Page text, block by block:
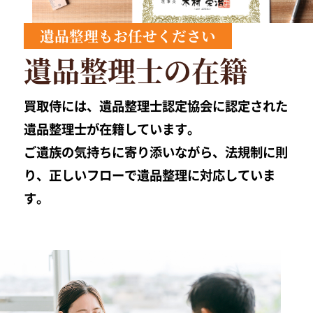
遺品整理もお任せください
遺品整理士の在籍
買取侍には、遺品整理士認定協会に認定された
遺品整理士が在籍しています。
ご遺族の気持ちに寄り添いながら、法規制に則
り、正しいフローで遺品整理に対応していま
す。